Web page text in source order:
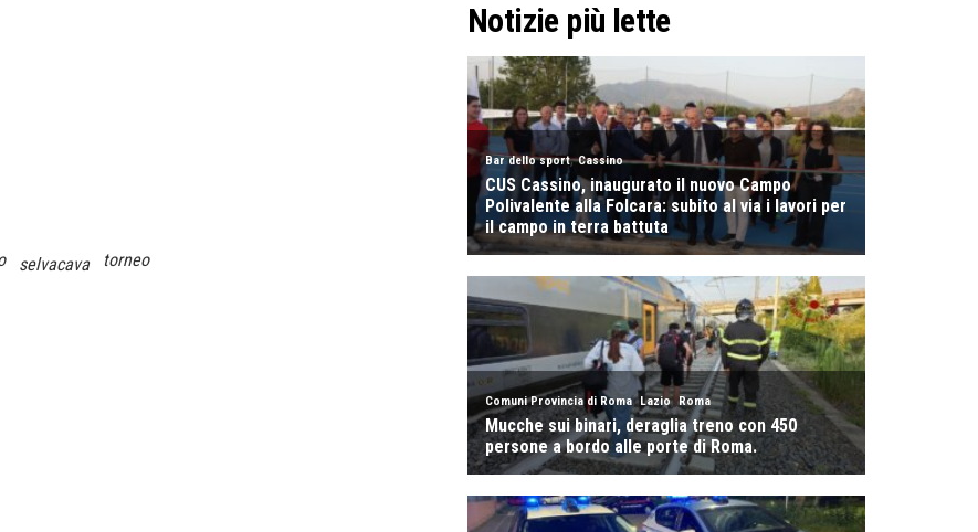
selvacava torneo
Notizie più lette